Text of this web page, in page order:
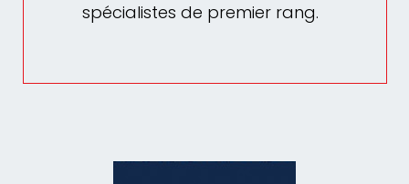
spécialistes de premier rang.